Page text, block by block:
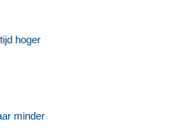
hoger
minder